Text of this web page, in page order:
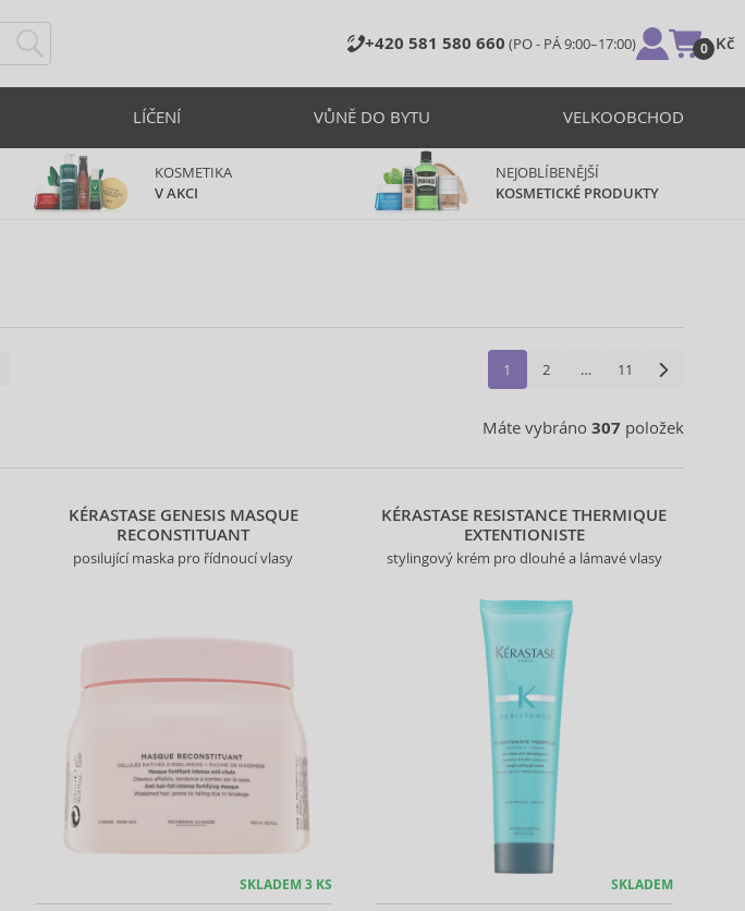
+420 581 580 660 (PO - PÁ 9:00–17:00) 0
0 Kč
LÍČENÍ VŮNĚ DO BYTU VELKOOBCHOD
KOSMETIKA
V AKCI
NEJOBLÍBENĚJŠÍ
KOSMETICKÉ PRODUKTY
1 2 … 11
Máte vybráno 307 položek
KÉRASTASE GENESIS MASQUE
RECONSTITUANT
posilující maska pro řídnoucí vlasy
SKLADEM 3 KS
KÉRASTASE RESISTANCE THERMIQUE
EXTENTIONISTE
stylingový krém pro dlouhé a lámavé vlasy
SKLADEM